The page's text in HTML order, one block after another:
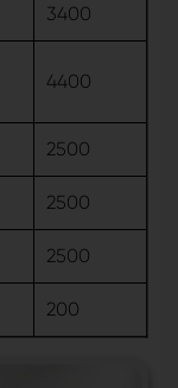
3400
4400
2500
2500
2500
200